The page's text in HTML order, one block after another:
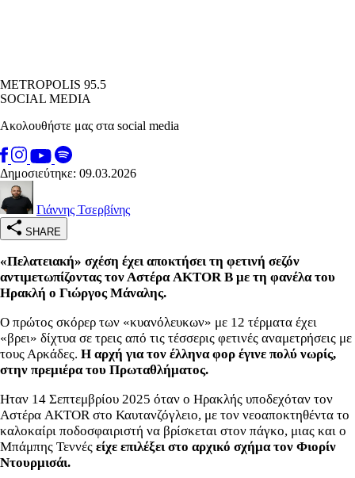
METROPOLIS 95.5
SOCIAL MEDIA
Ακολουθήστε μας στα social media
Δημοσιεύτηκε: 09.03.2026
Γιάννης Τσερβίνης
SHARE
«Πελατειακή» σχέση έχει αποκτήσει τη φετινή σεζόν
αντιμετωπίζοντας τον Αστέρα AKTOR B με τη φανέλα του
Ηρακλή ο Γιώργος Μάναλης.
Ο πρώτος σκόρερ των «κυανόλευκων» με 12 τέρματα έχει
«βρει» δίχτυα σε τρεις από τις τέσσερις φετινές αναμετρήσεις με
τους Αρκάδες. Η αρχή για τον έλληνα φορ έγινε πολύ νωρίς,
στην πρεμιέρα του Πρωταθλήματος.
Ηταν 14 Σεπτεμβρίου 2025 όταν ο Ηρακλής υποδεχόταν τον
Αστέρα AKTOR στο Καυτανζόγλειο, με τον νεοαποκτηθέντα το
καλοκαίρι ποδοσφαιριστή να βρίσκεται στον πάγκο, μιας και ο
Μπάμπης Τεννές είχε επιλέξει στο αρχικό σχήμα τον Φιορίν
Ντουρμισάι.